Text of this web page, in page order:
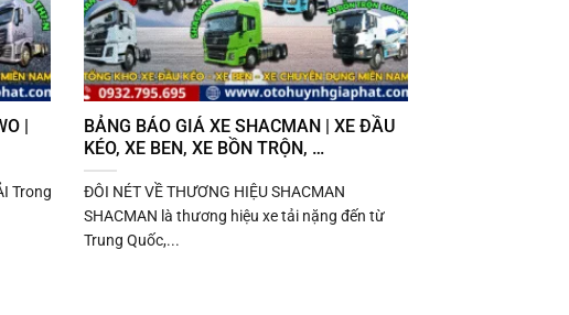
|
Trong
BẢNG BÁO GIÁ XE SHACMAN | XE ĐẦU
KÉO, XE BEN, XE BỒN TRỘN, …
ĐÔI NÉT VỀ THƯƠNG HIỆU SHACMAN
SHACMAN là thương hiệu xe tải nặng đến từ
Trung Quốc,...